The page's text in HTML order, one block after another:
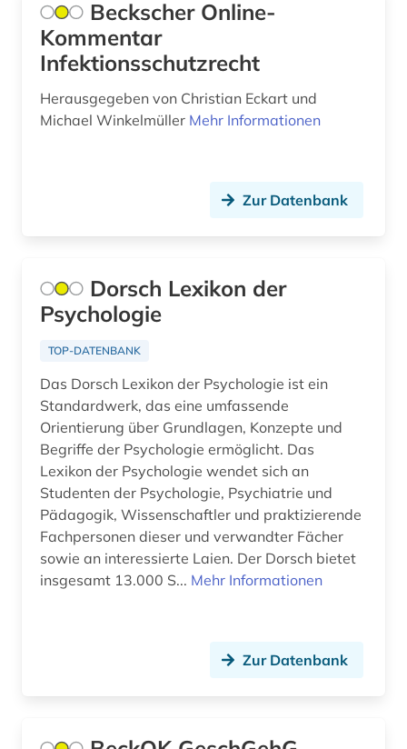
afrika amerika großbritannien sklavenhandel
lateinamerika (1)
afrikaans (1)
afrikaforschung (2)
afro-amerikanische frauen (1)
afro-amerikanische literatur (1)
afroamerikaner (5)
afroamerikanische musik (5)
agder (2)
agence france-presse (1)
agende (1)
Unbekannt (1)
Ungarn (51)
Vatikanstadt (9)
Beckscher Online-
Kommentar
Infektionsschutzrecht
Herausgegeben von Christian Eckart und
Michael Winkelmüller Mehr Informationen
Zur Datenbank
Dorsch Lexikon der
Psychologie
TOP-DATENBANK
Das Dorsch Lexikon der Psychologie ist ein
Standardwerk, das eine umfassende
Orientierung über Grundlagen, Konzepte und
Begriffe der Psychologie ermöglicht. Das
Lexikon der Psychologie wendet sich an
Studenten der Psychologie, Psychiatrie und
Pädagogik, Wissenschaftler und praktizierende
Fachpersonen dieser und verwandter Fächer
sowie an interessierte Laien. Der Dorsch bietet
insgesamt 13.000 S... Mehr Informationen
Zur Datenbank